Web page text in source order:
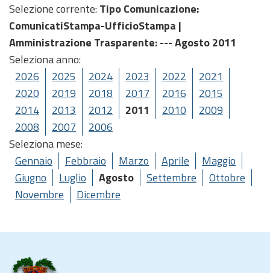
Selezione corrente: Tipo Comunicazione:
ComunicatiStampa-UfficioStampa |
Amministrazione Trasparente: --- Agosto 2011
Seleziona anno:
2026
2025 2024 2023 2022
2021
2020
2019 2018 2017 2016
2015
2014
2013 2012 2011 2010
2009
2008
2007
2006
Seleziona mese:
Gennaio
Febbraio Marzo Aprile
Maggio
Giugno
Luglio Agosto Settembre
Ottobre
Novembre
Dicembre